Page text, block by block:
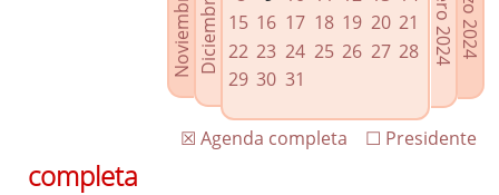
Agenda de Presidencia
Plenos provinciales y Juntas de gobierno
Oficina de Proyectos Europeos
15 16 17 18 19 20 21
22 23 24 25 26 27 28
29 30 31
☐ Presidente
☒ Agenda completa
completa